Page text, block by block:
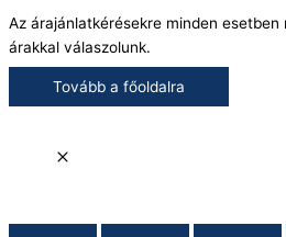
Az árajánlatkérésekre minden
árakkal válaszolunk.
Tovább a főoldalra